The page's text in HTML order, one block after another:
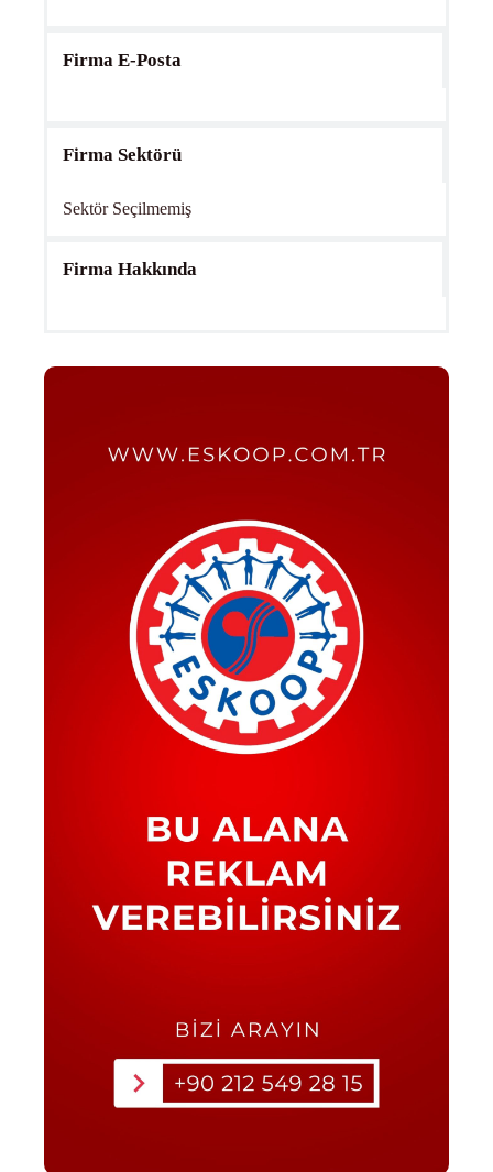
Firma E-Posta
Firma Sektörü
Sektör Seçilmemiş
Firma Hakkında